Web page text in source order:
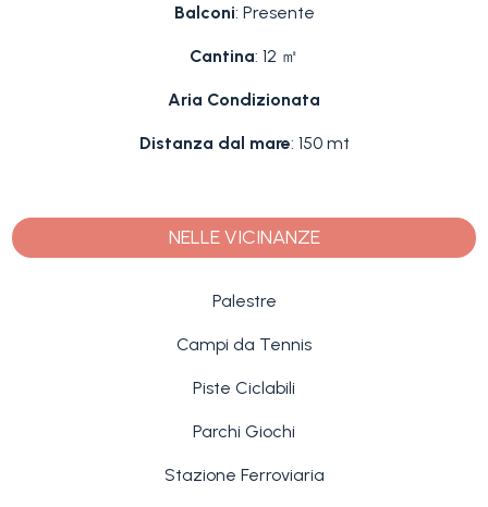
Balconi: Presente
Cantina: 12 ㎡
Aria Condizionata
Distanza dal mare: 150 mt
NELLE VICINANZE
Palestre
Campi da Tennis
Piste Ciclabili
Parchi Giochi
Stazione Ferroviaria